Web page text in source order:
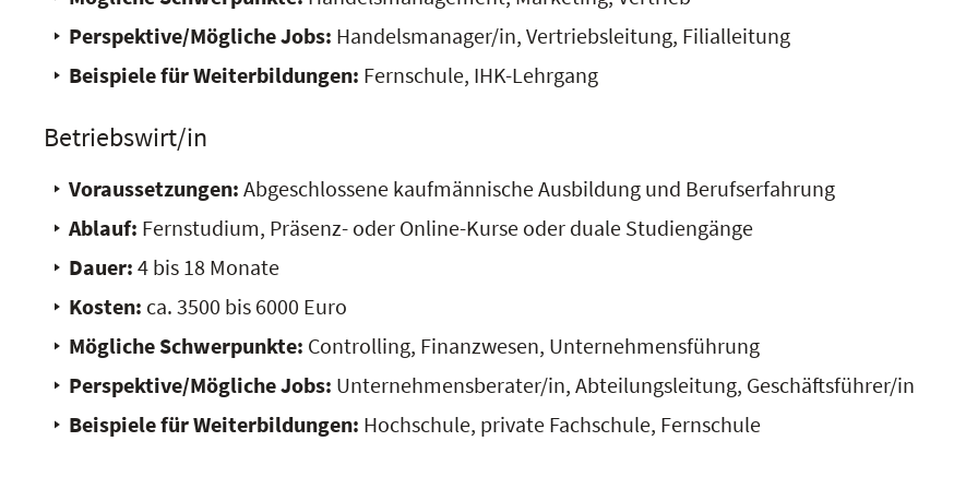
Perspektive/Mögliche Jobs: Handelsmanager/in, Vertriebsleitung, Filialleitung
Beispiele für Weiterbildungen: Fernschule, IHK-Lehrgang
Betriebswirt/in
Voraussetzungen: Abgeschlossene kaufmännische Ausbildung und Berufserfahrung
Ablauf: Fernstudium, Präsenz- oder Online-Kurse oder duale Studiengänge
Dauer: 4 bis 18 Monate
Kosten: ca. 3500 bis 6000 Euro
Mögliche Schwerpunkte: Controlling, Finanzwesen, Unternehmensführung
Perspektive/Mögliche Jobs: Unternehmensberater/in, Abteilungsleitung, Geschäftsführer/in
Beispiele für Weiterbildungen: Hochschule, private Fachschule, Fernschule